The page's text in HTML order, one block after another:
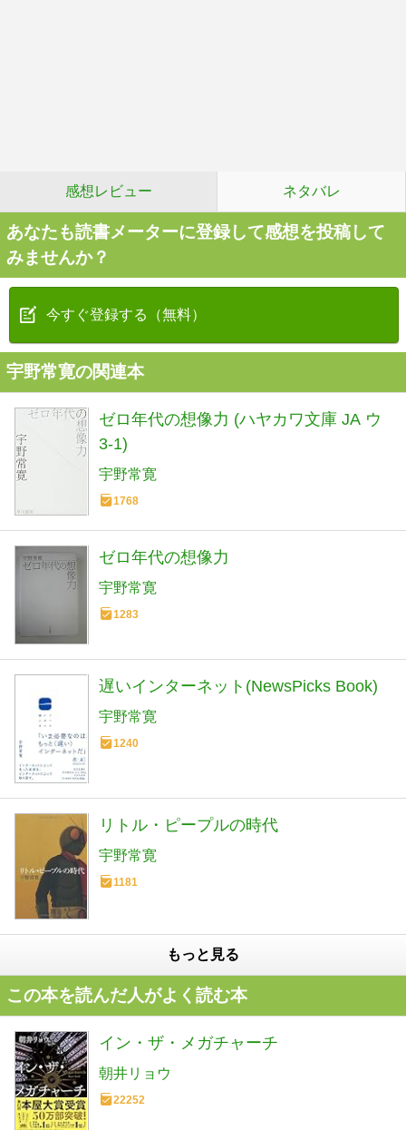
感想レビュー ネタバレ
あなたも読書メーターに登録して感想を投稿して
みませんか？
今すぐ登録する（無料）
宇野常寛の関連本
ゼロ年代の想像力 (ハヤカワ文庫 JA ウ
3-1)
宇野常寛
1768
ゼロ年代の想像力
宇野常寛
1283
遅いインターネット(NewsPicks Book)
宇野常寛
1240
リトル・ピープルの時代
宇野常寛
1181
もっと見る
この本を読んだ人がよく読む本
イン・ザ・メガチャーチ
朝井リョウ
22252